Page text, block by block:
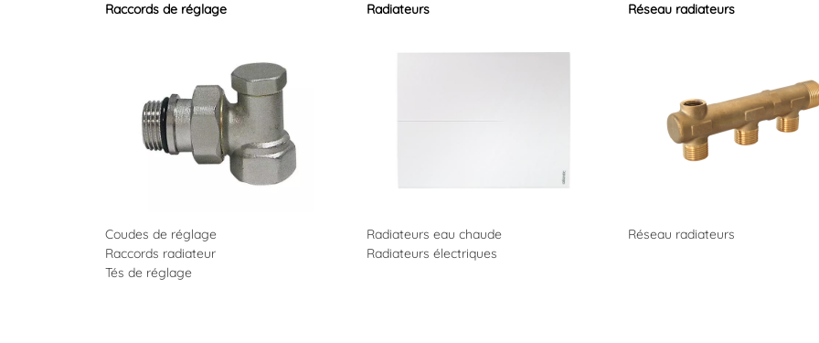
Raccords de réglage
Coudes de réglage
Raccords radiateur
Tés de réglage
Radiateurs
Radiateurs eau chaude
Radiateurs électriques
Réseau radiateurs
Réseau radiateurs